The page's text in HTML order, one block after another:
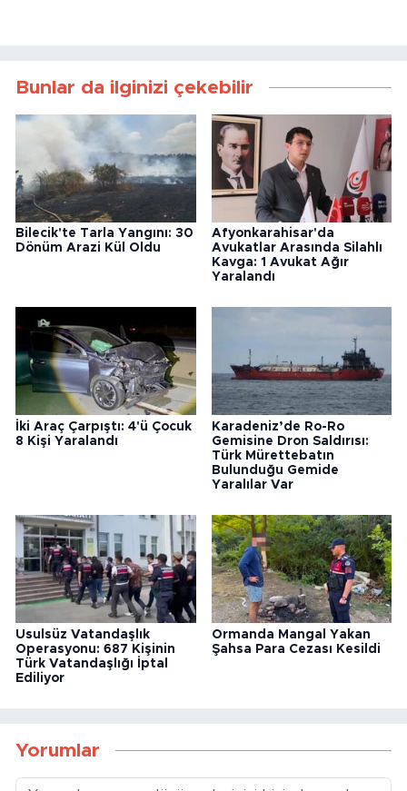
Bunlar da ilginizi çekebilir
Bilecik'te Tarla Yangını: 30
Dönüm Arazi Kül Oldu
Afyonkarahisar'da
Avukatlar Arasında Silahlı
Kavga: 1 Avukat Ağır
Yaralandı
İki Araç Çarpıştı: 4'ü Çocuk
8 Kişi Yaralandı
Karadeniz’de Ro-Ro
Gemisine Dron Saldırısı:
Türk Mürettebatın
Bulunduğu Gemide
Yaralılar Var
Usulsüz Vatandaşlık
Operasyonu: 687 Kişinin
Türk Vatandaşlığı İptal
Ediliyor
Ormanda Mangal Yakan
Şahsa Para Cezası Kesildi
Yorumlar